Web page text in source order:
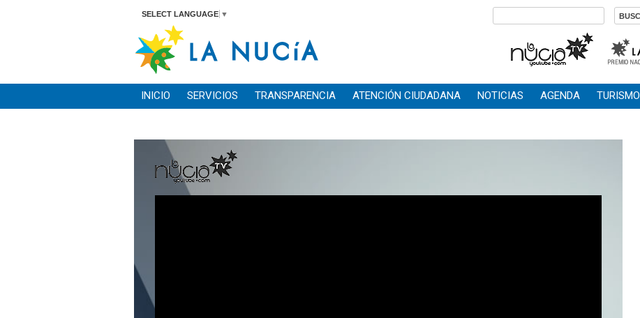
SELECT LANGUAGE ▼
INICIO SERVICIOS TRANSPARENCIA ATENCIÓN CIUDADANA NOTICIAS AGENDA TURISMO